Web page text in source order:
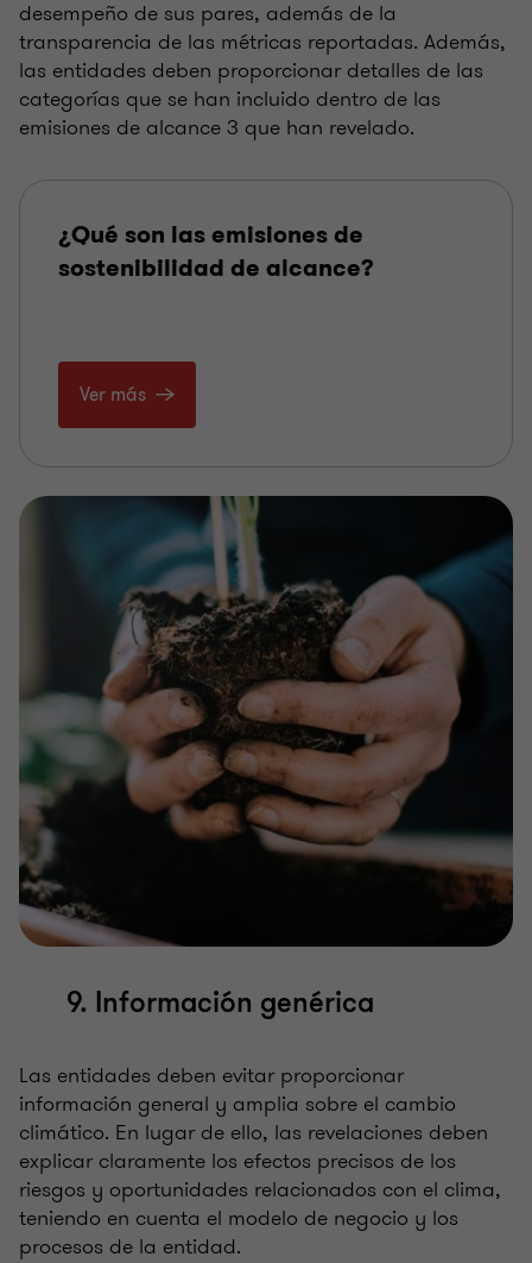
desempeño de sus pares, además de la
transparencia de las métricas reportadas. Además,
las entidades deben proporcionar detalles de las
categorías que se han incluido dentro de las
emisiones de alcance 3 que han revelado.
¿Qué son las emisiones de
sostenibilidad de alcance?
Ver más
9. Información genérica
Las entidades deben evitar proporcionar
información general y amplia sobre el cambio
climático. En lugar de ello, las revelaciones deben
explicar claramente los efectos precisos de los
riesgos y oportunidades relacionados con el clima,
teniendo en cuenta el modelo de negocio y los
procesos de la entidad.